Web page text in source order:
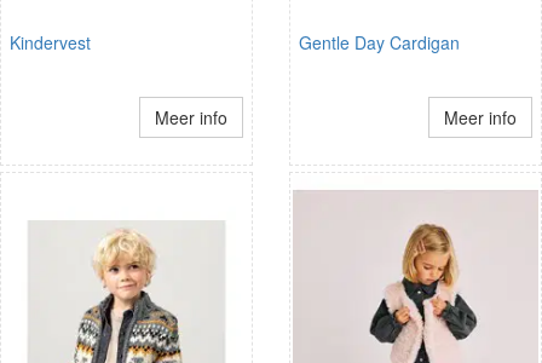
Kindervest
Meer info
Gentle Day Cardigan
Meer info